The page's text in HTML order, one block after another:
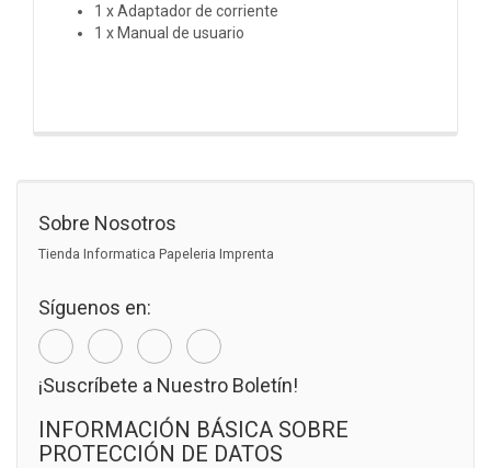
1 x Adaptador de corriente
1 x Manual de usuario
Sobre Nosotros
Tienda Informatica Papeleria Imprenta
Síguenos en:
¡Suscríbete a Nuestro Boletín!
INFORMACIÓN BÁSICA SOBRE
PROTECCIÓN DE DATOS